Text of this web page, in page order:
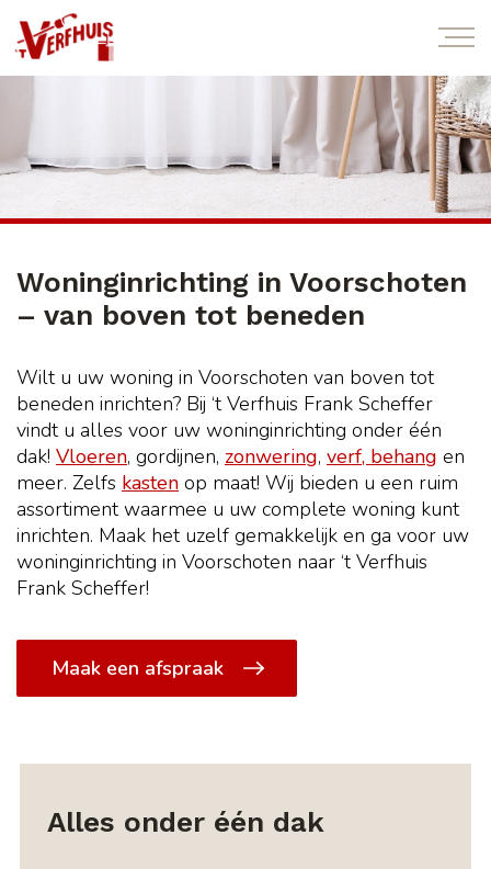
Woninginrichting in Voorschoten
– van boven tot beneden
Wilt u uw woning in Voorschoten van boven tot
beneden inrichten? Bij ‘t Verfhuis Frank Scheffer
vindt u alles voor uw woninginrichting onder één
dak! Vloeren, gordijnen, zonwering, verf, behang en
meer. Zelfs kasten op maat! Wij bieden u een ruim
assortiment waarmee u uw complete woning kunt
inrichten. Maak het uzelf gemakkelijk en ga voor uw
woninginrichting in Voorschoten naar ‘t Verfhuis
Frank Scheffer!
Maak een afspraak
Alles onder één dak